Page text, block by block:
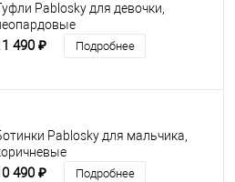
Pablosky для девочки,
490 ₽ Подробнее
Pablosky для мальчика,
490 ₽ Подробнее